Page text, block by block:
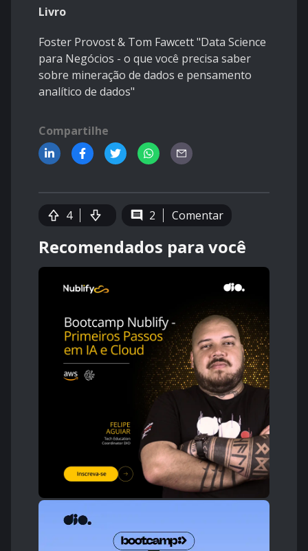
Livro
Foster Provost & Tom Fawcett "Data Science
para Negócios - o que você precisa saber
sobre mineração de dados e pensamento
analítico de dados"
Compartilhe
4 2 Comentar
Recomendados para você